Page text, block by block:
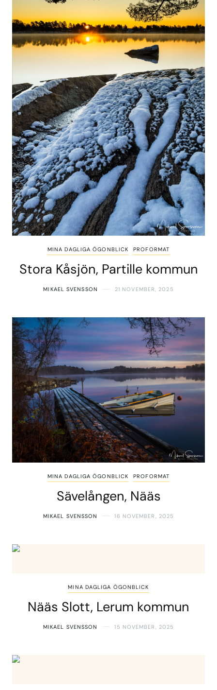
MINA DAGLIGA ÖGONBLICK PROFORMAT
Stora Kåsjön, Partille kommun
MIKAEL SVENSSON 21 NOVEMBER, 2025
MINA DAGLIGA ÖGONBLICK PROFORMAT
Sävelången, Nääs
MIKAEL SVENSSON 16 NOVEMBER, 2025
MINA DAGLIGA ÖGONBLICK
Nääs Slott, Lerum kommun
MIKAEL SVENSSON 15 NOVEMBER, 2025